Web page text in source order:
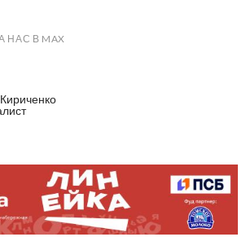
В MAX